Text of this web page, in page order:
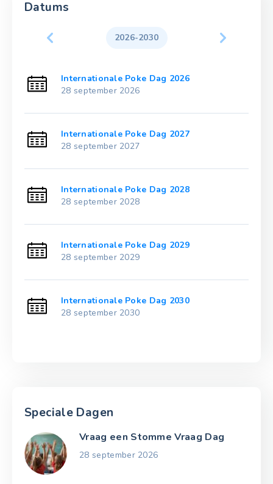
Datums
2026-2030
Internationale Poke Dag 2026
28 september 2026
Internationale Poke Dag 2027
28 september 2027
Internationale Poke Dag 2028
28 september 2028
Internationale Poke Dag 2029
28 september 2029
Internationale Poke Dag 2030
28 september 2030
Speciale Dagen
Vraag een Stomme Vraag Dag
28 september 2026